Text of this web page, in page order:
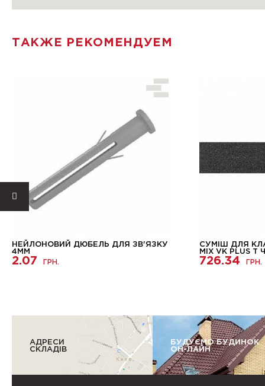
ТАКЖЕ РЕКОМЕНДУЕМ
НЕЙЛОНОВИЙ ДЮБЕЛЬ ДЛЯ ЗВ'ЯЗКУ
4ММ
2.07 ГРН.
СУМІШ ДЛЯ
MIX VK PLUS T
726.34 ГРН.
АДРЕСИ
СКЛАДІВ
БУДУЄМО БУДИНОК
ОН-ЛАЙН